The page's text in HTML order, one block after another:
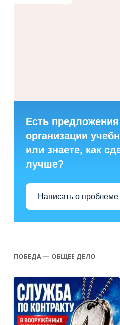
Есть
организации
или знаете, как
лучше?
Написать о проблеме
ПОБЕДА — ОБЩЕЕ ДЕЛО